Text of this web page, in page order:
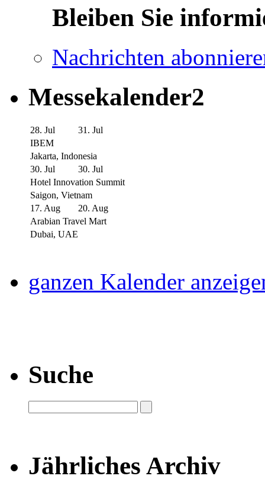
Bleiben Sie
Nachrichten
Messekalender2
28. Jul
31. Jul
IBEM
Jakarta, Indonesia
30. Jul
30. Jul
Hotel Innovation Summit
Saigon, Vietnam
17. Aug
20. Aug
Arabian Travel Mart
Dubai, UAE
ganzen Kalender
Suche
Jährliches Archiv